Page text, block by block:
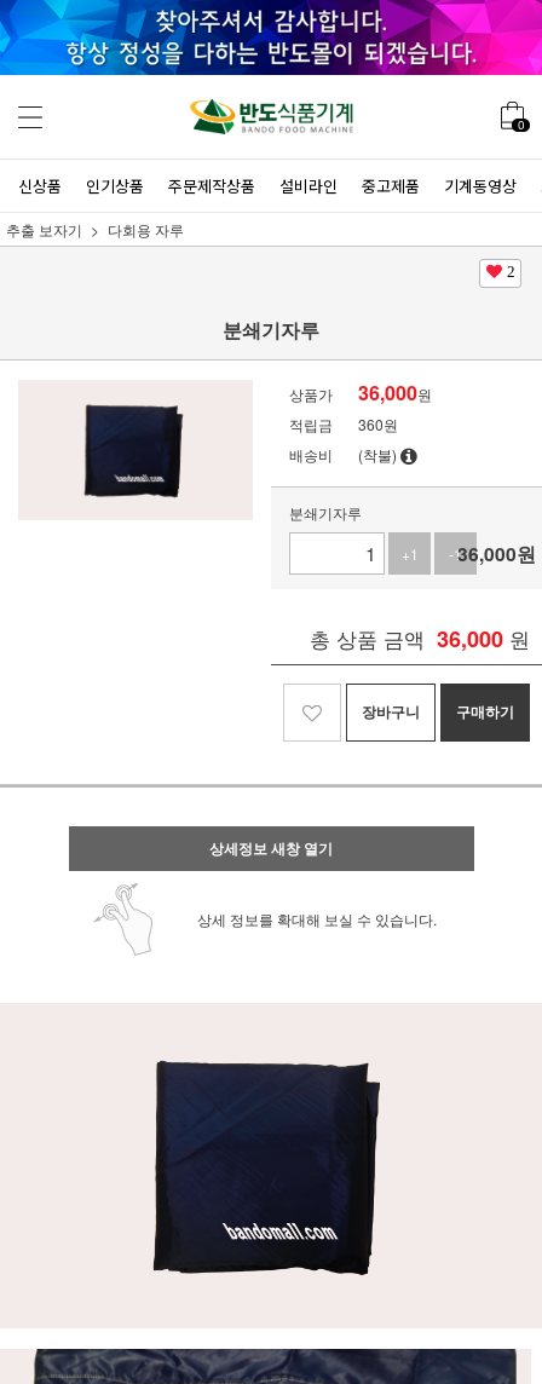
0
신상품 인기상품 주문제작상품 설비라인 중고제품 기계동영상
추출 보자기 다회용 자루
2
분쇄기자루
상품가 36,000원
적립금
360원
배송비
(착불)
분쇄기자루
+1
-136,000원
총 상품 금액 36,000 원
장바구니 구매하기
상세정보 새창 열기
상세 정보를 확대해 보실 수 있습니다.